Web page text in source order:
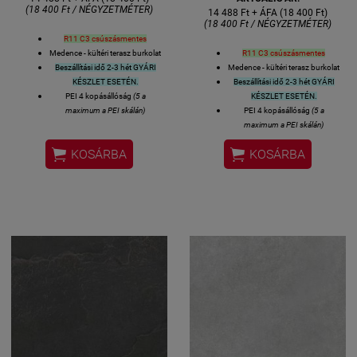
(18 400 Ft / NÉGYZETMÉTER)
R11 C3 csúszásmentes
Medence - kültéri terasz burkolat
Beszállítási idő 2-3 hét GYÁRI
KÉSZLET ESETÉN.
PEI 4 kopásállóság (5 a
maximum a PEI skálán)
fagyálló, kültérben is
felhasználható
Felhasználható: kültéri terasz
 KOSÁRBA
14 488 Ft + ÁFA (18 400 Ft)
(18 400 Ft / NÉGYZETMÉTER)
R11 C3 csúszásmentes
Medence - kültéri terasz burkolat
Beszállítási idő 2-3 hét GYÁRI
KÉSZLET ESETÉN.
PEI 4 kopásállóság (5 a
maximum a PEI skálán)
5% alatti vízfelvétellel, tehát
fagyálló, kültérben is
felhasználható
R11 C3
 KOSÁRBA